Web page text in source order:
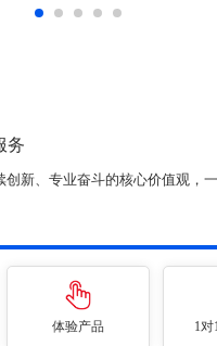
务
创新、专业奋斗的核心价值观，
体验产品 1